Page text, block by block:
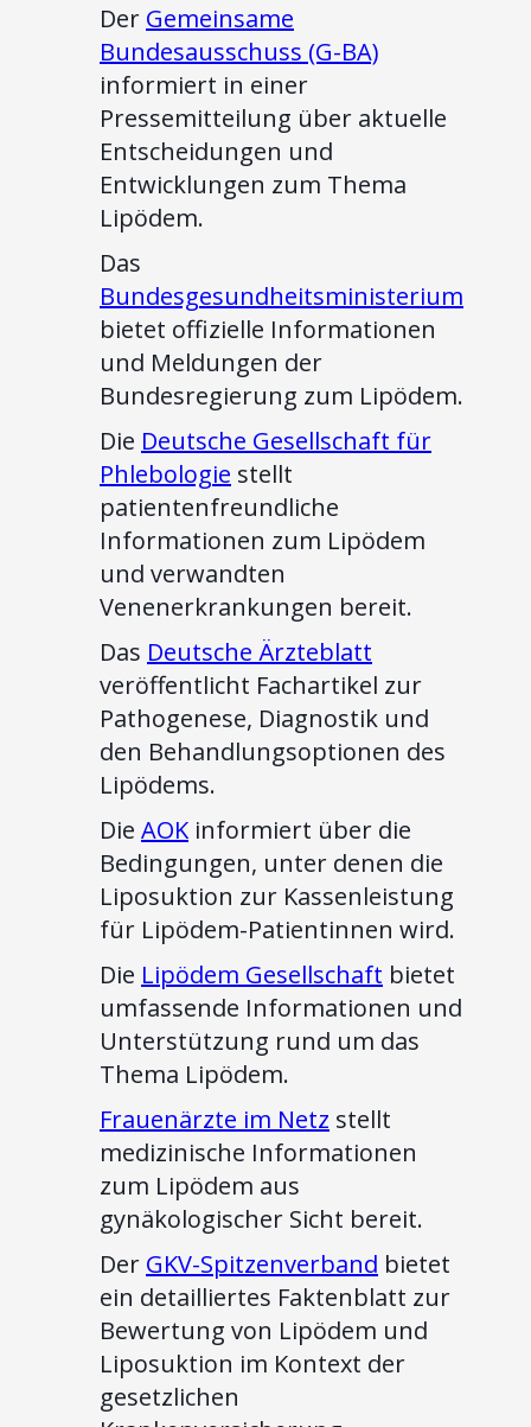
Der Gemeinsame
Bundesausschuss (G-BA)
informiert in einer
Pressemitteilung über aktuelle
Entscheidungen und
Entwicklungen zum Thema
Lipödem.
Das
Bundesgesundheitsministerium
bietet offizielle Informationen
und Meldungen der
Bundesregierung zum Lipödem.
Die Deutsche Gesellschaft für
Phlebologie stellt
patientenfreundliche
Informationen zum Lipödem
und verwandten
Venenerkrankungen bereit.
Das Deutsche Ärzteblatt
veröffentlicht Fachartikel zur
Pathogenese, Diagnostik und
den Behandlungsoptionen des
Lipödems.
Die AOK informiert über die
Bedingungen, unter denen die
Liposuktion zur Kassenleistung
für Lipödem-Patientinnen wird.
Die Lipödem Gesellschaft bietet
umfassende Informationen und
Unterstützung rund um das
Thema Lipödem.
Frauenärzte im Netz stellt
medizinische Informationen
zum Lipödem aus
gynäkologischer Sicht bereit.
Der GKV-Spitzenverband bietet
ein detailliertes Faktenblatt zur
Bewertung von Lipödem und
Liposuktion im Kontext der
gesetzlichen